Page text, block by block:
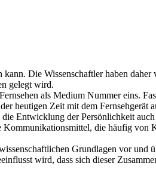
Die Wissenschaftler haben
gelegt wird.
als Medium Nummer eins.
heutigen Zeit mit dem Fernsehgerät
Entwicklung der Persönlichkeit
die häufig
Grundlagen vor
wird, dass sich dieser